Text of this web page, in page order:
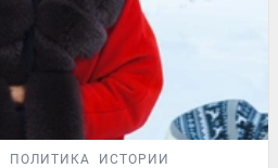
ПОЛИТИКА ИСТОРИИ